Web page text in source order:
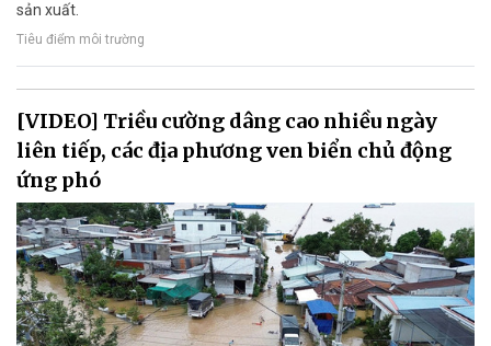
sản xuất.
Tiêu điểm môi trường
[VIDEO] Triều cường dâng cao nhiều ngày
liên tiếp, các địa phương ven biển chủ động
ứng phó